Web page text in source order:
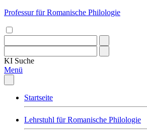
Professur für Romanische Philologie
KI Suche
Menü
Startseite
Lehrstuhl für Romanische Philologie